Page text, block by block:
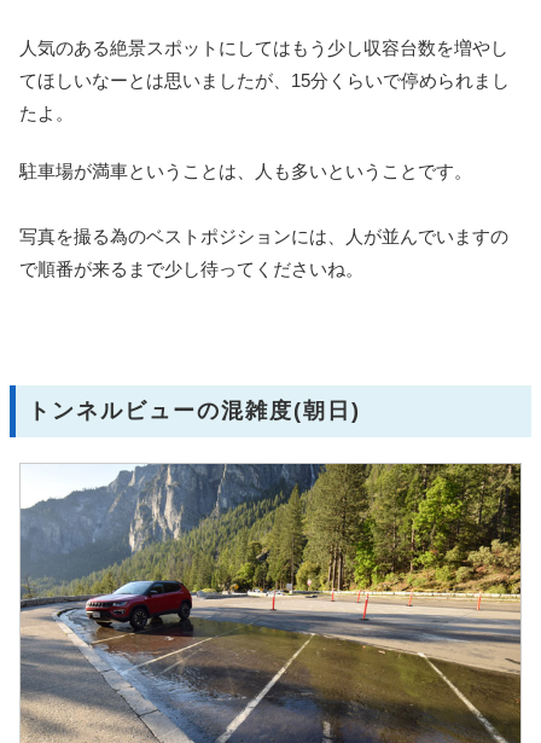
人気のある絶景スポットにしてはもう少し収容台数を増やし
てほしいなーとは思いましたが、15分くらいで停められまし
たよ。
駐車場が満車ということは、人も多いということです。
写真を撮る為のベストポジションには、人が並んでいますの
で順番が来るまで少し待ってくださいね。
トンネルビューの混雑度(朝日)